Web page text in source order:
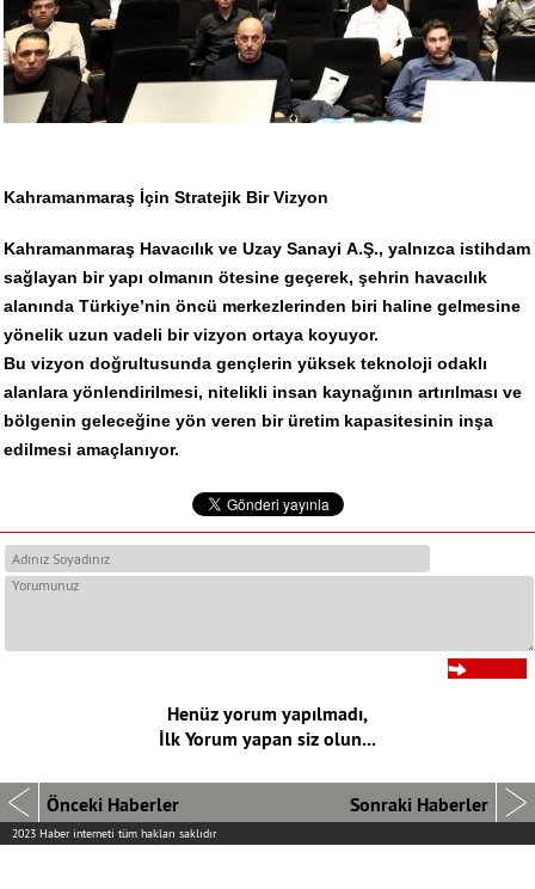
Kahramanmaraş İçin Stratejik Bir Vizyon
Kahramanmaraş Havacılık ve Uzay Sanayi A.Ş., yalnızca istihdam
sağlayan bir yapı olmanın ötesine geçerek, şehrin havacılık
alanında Türkiye’nin öncü merkezlerinden biri haline gelmesine
yönelik uzun vadeli bir vizyon ortaya koyuyor.
Bu vizyon doğrultusunda gençlerin yüksek teknoloji odaklı
alanlara yönlendirilmesi, nitelikli insan kaynağının artırılması ve
bölgenin geleceğine yön veren bir üretim kapasitesinin inşa
edilmesi amaçlanıyor.
Henüz yorum yapılmadı,
İlk Yorum yapan siz olun...
Önceki Haberler Sonraki Haberler
2023 Haber interneti tüm hakları saklıdır